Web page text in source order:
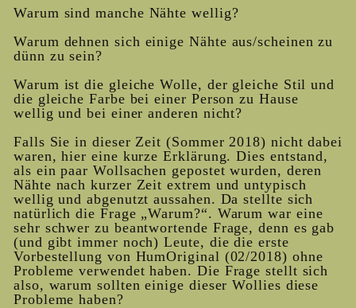
Warum sind manche Nähte wellig?
Warum dehnen sich einige Nähte aus/scheinen zu
dünn zu sein?
Warum ist die gleiche Wolle, der gleiche Stil und
die gleiche Farbe bei einer Person zu Hause
wellig und bei einer anderen nicht?
Falls Sie in dieser Zeit (Sommer 2018) nicht dabei
waren, hier eine kurze Erklärung. Dies entstand,
als ein paar Wollsachen gepostet wurden, deren
Nähte nach kurzer Zeit extrem und untypisch
wellig und abgenutzt aussahen. Da stellte sich
natürlich die Frage „Warum?“. Warum war eine
sehr schwer zu beantwortende Frage, denn es gab
(und gibt immer noch) Leute, die die erste
Vorbestellung von HumOriginal (02/2018) ohne
Probleme verwendet haben. Die Frage stellt sich
also, warum sollten einige dieser Wollies diese
Probleme haben?